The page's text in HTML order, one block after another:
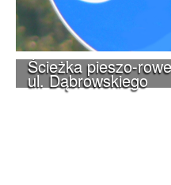
Ścieżka pieszo-
ul. Dąbrowskiego